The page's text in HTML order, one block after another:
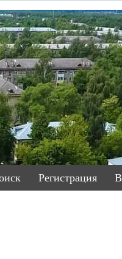
Регистрация